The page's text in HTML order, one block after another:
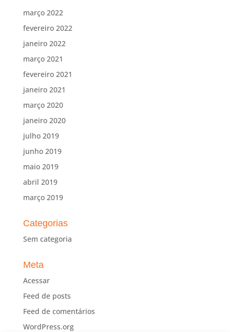
março 2022
fevereiro 2022
janeiro 2022
março 2021
fevereiro 2021
janeiro 2021
março 2020
janeiro 2020
julho 2019
junho 2019
maio 2019
abril 2019
março 2019
Categorias
Sem categoria
Meta
Acessar
Feed de posts
Feed de comentários
WordPress.org